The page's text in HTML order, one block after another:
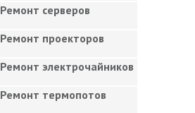
Ремонт серверов
Ремонт проекторов
Ремонт электрочайников
Ремонт термопотов